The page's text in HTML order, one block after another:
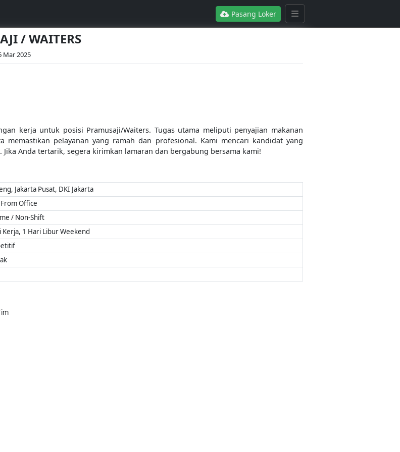
Pasang Loker
/ WAITERS
Mar 2025
kerja untuk posisi Pramusaji/Waiters. Tugas utama meliputi penyajian makanan
memastikan pelayanan yang ramah dan profesional. Kami mencari kandidat yang
Anda tertarik, segera kirimkan lamaran dan bergabung bersama kami!
Jakarta Pusat, DKI Jakarta
Office
/ Non-Shift
Kerja, 1 Hari Libur Weekend